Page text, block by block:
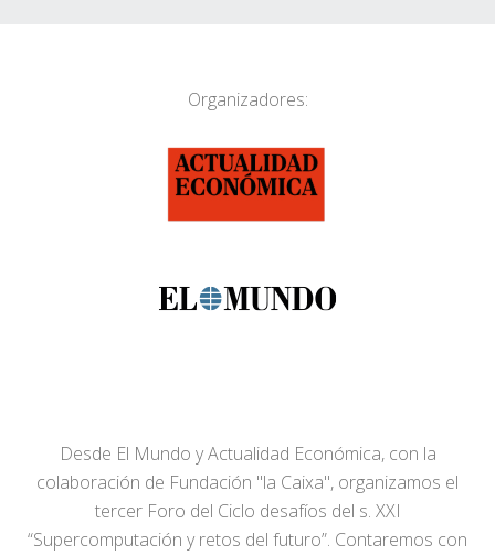
Organizadores:
Desde El Mundo y Actualidad Económica, con la
colaboración de Fundación "la Caixa", organizamos el
tercer Foro del Ciclo desafíos del s. XXI
“Supercomputación y retos del futuro”. Contaremos con